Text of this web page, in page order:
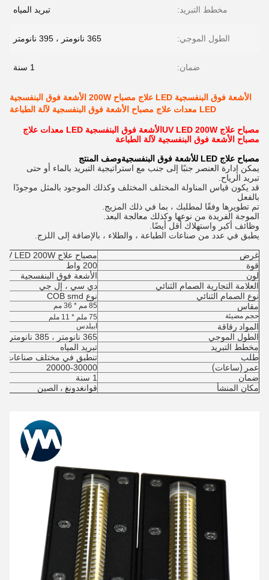
مخطط التبريد: تبريد المياه
الطول الموجي: 365 نانومتر ، 395 نانومتر
ضمان: 1 سنة
الأشعة فوق البنفسجية LED علاج مصباح 200W الأشعة فوق البنفسجية
LED معدات علاج مصباح الأشعة فوق البنفسجية لآلة الطباعة
مصباح علاج UV LED 200W
الأشعة فوق البنفسجية LED معدات علاج
مصباح الأشعة فوق البنفسجية لآلة الطباعة
مصباح علاج LED للأشعة فوق البنفسجية
وصف المنتج
يمكن إدارة العنصر جنبًا إلى جنب مع استراتيجية التبريد بالماء أو حتى
تبريد الرياح.
قد يكون قياس المناولة المختلف المختلف وكذلك الموجود بالمثل موجودًا
بالفعل
تم تطويرها وفقًا لمطلبك ، بما في ذلك المزيج.
الموجة الفريدة من نوعها وكذلك معالجة البعد.
وظائف أكبر واستهلاك أقل أيضًا.
يطبق في عدد من صناعات الطباعة ، والطلاء ، بالإضافة إلى اللزج.
غرض
مصباح علاج UV LED 200W
قوة
200 واط
لون
الأشعة فوق البنفسجية
العلامة التجارية الصمام الثنائي
دي سي ، إل جي
نوع الصمام الثنائي
نوع COB smd
مقاس
85 مم * 36 مم
حجم مضيئة
75 ملم * 11 ملم
المواد رقاقة ابيلدس
الطول الموجي
365 نانومتر ، 385 نانومتر ، 395 نانومتر ، 405 نانومتر
مخطط التبريد
تبريد المياه
طلب
تنطبق في مختلف صناعات
عمر (ساعات)
20000-30000
ضمان
1 سنة
مكان المنشأ
قوانغدونغ ، الصين